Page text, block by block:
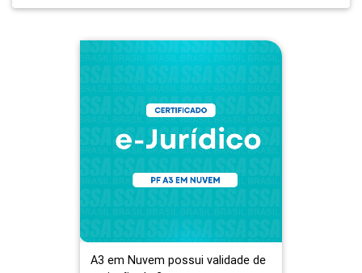
A3 em Nuvem possui validade de